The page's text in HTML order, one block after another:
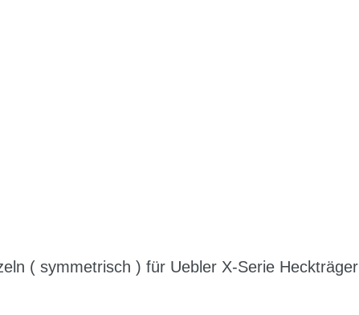
( symmetrisch ) für Uebler X-Serie Heckträger